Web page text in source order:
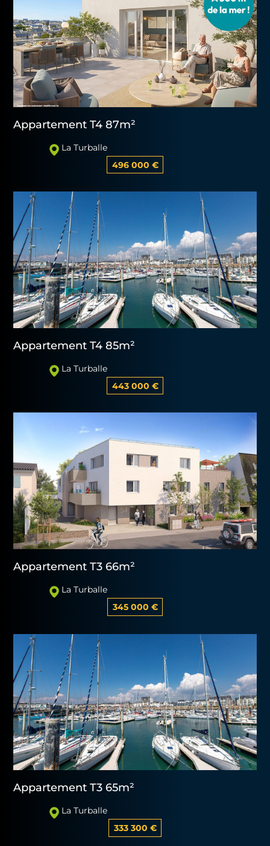
Appartement T4 87m²
La Turballe
496 000 €
Appartement T4 85m²
La Turballe
443 000 €
Appartement T3 66m²
La Turballe
345 000 €
Appartement T3 65m²
La Turballe
333 300 €